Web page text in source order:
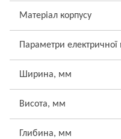
Матеріал корпусу
Параметри
Ширина, мм
Висота, мм
Глибина, мм